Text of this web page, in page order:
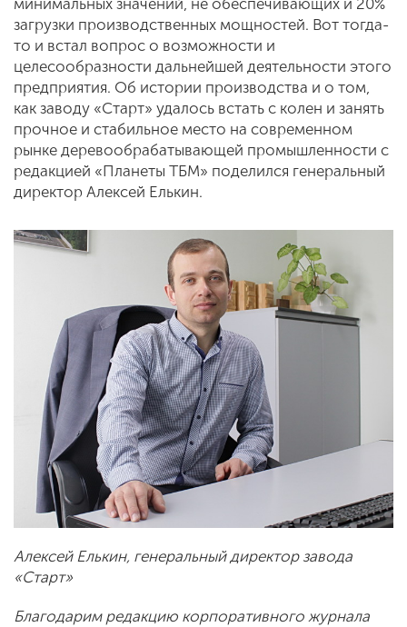
минимальных значений, не обеспечивающих и 20%
загрузки производственных мощностей. Вот тогда-
то и встал вопрос о возможности и
целесообразности дальнейшей деятельности этого
предприятия. Об истории производства и о том,
как заводу «Старт» удалось встать с колен и занять
прочное и стабильное место на современном
рынке деревообрабатывающей промышленности с
редакцией «Планеты ТБМ» поделился генеральный
директор Алексей Елькин.
Алексей Елькин, генеральный директор завода
«Старт»
Благодарим редакцию корпоративного журнала